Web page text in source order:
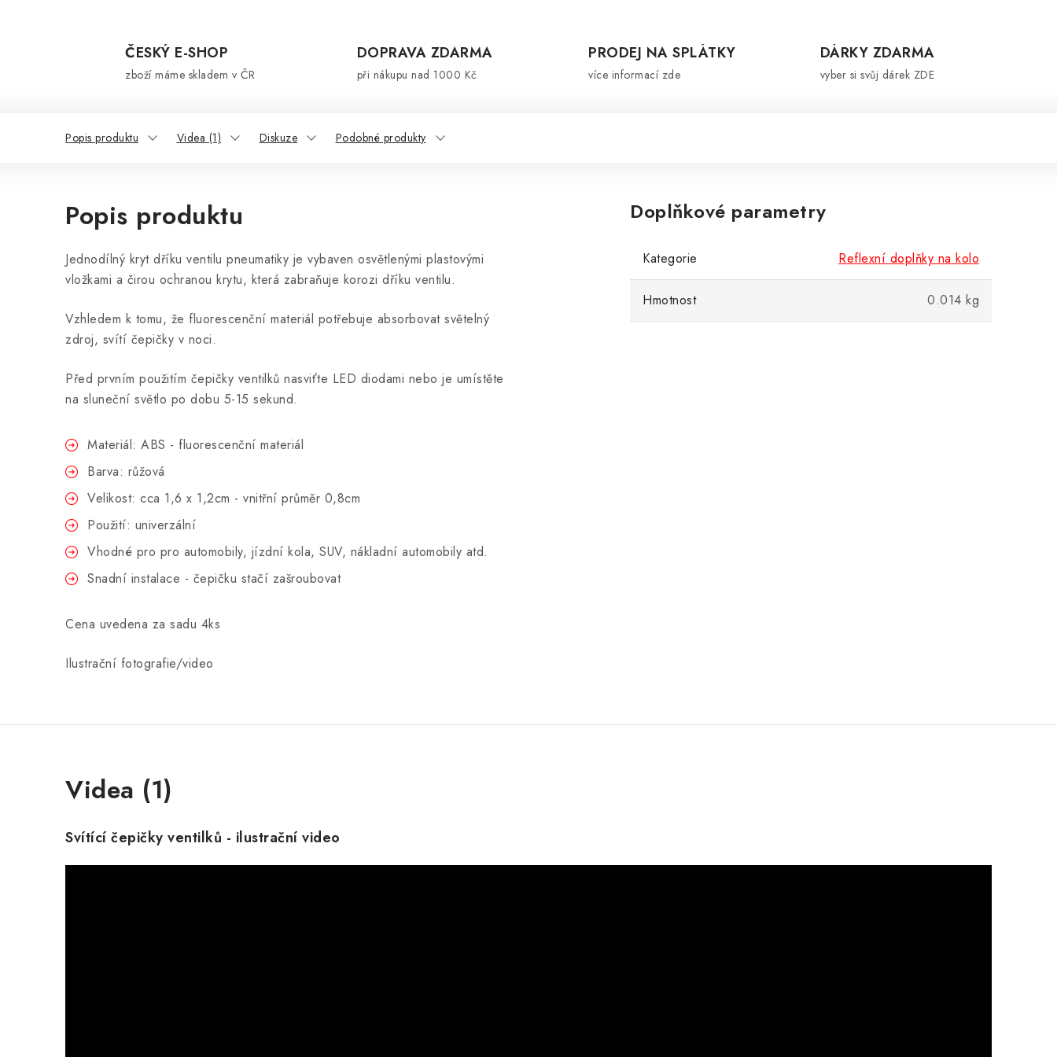
ČESKÝ E-SHOP
zboží máme skladem v ČR
DOPRAVA ZDARMA
při nákupu nad 1000 Kč
PRODEJ NA SPLÁTKY
více informací zde
DÁRKY ZDARMA
vyber si svůj dárek ZDE
Popis produktu Videa (1) Diskuze Podobné produkty
Popis produktu
Jednodílný kryt dříku ventilu pneumatiky je vybaven osvětlenými plastovými
vložkami a čirou ochranou krytu, která zabraňuje korozi dříku ventilu.
Vzhledem k tomu, že fluorescenční materiál potřebuje absorbovat světelný
zdroj, svítí čepičky v noci.
Před prvním použitím čepičky ventilků nasviťte LED diodami nebo je umístěte
na sluneční světlo po dobu 5-15 sekund.
Materiál: ABS - fluorescenční materiál
Barva: růžová
Velikost: cca 1,6 x 1,2cm - vnitřní průměr 0,8cm
Použití: univerzální
Vhodné pro pro automobily, jízdní kola, SUV, nákladní automobily atd.
Snadní instalace - čepičku stačí zašroubovat
Cena uvedena za sadu 4ks
Ilustrační fotografie/video
Doplňkové parametry
Kategorie Reflexní doplňky na kolo
Hmotnost 0.014 kg
Videa (1)
Svítící čepičky ventilků - ilustrační video